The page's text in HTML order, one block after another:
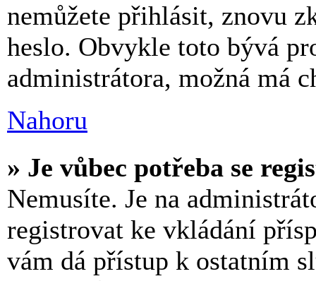
nemůžete přihlásit, znovu
heslo. Obvykle toto bývá
administrátora, možná má
Nahoru
» Je vůbec potřeba se
Nemusíte. Je na
registrovat ke vkládání
vám dá přístup k ostatním